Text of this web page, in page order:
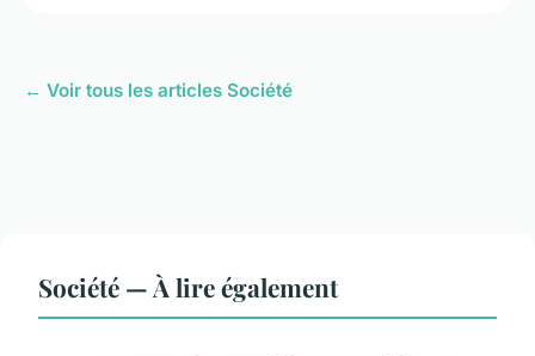
← Voir tous les articles Société
Société — À lire également